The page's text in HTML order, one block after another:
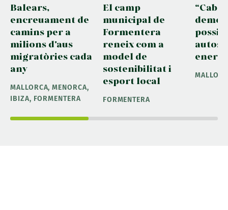
Balears,
encreuament de
camins per a
milions d'aus
migratòries cada
any
MALLORCA, MENORCA,
IBIZA, FORMENTERA
El camp
municipal de
Formentera
reneix com a
model de
sostenibilitat i
esport local
FORMENTERA